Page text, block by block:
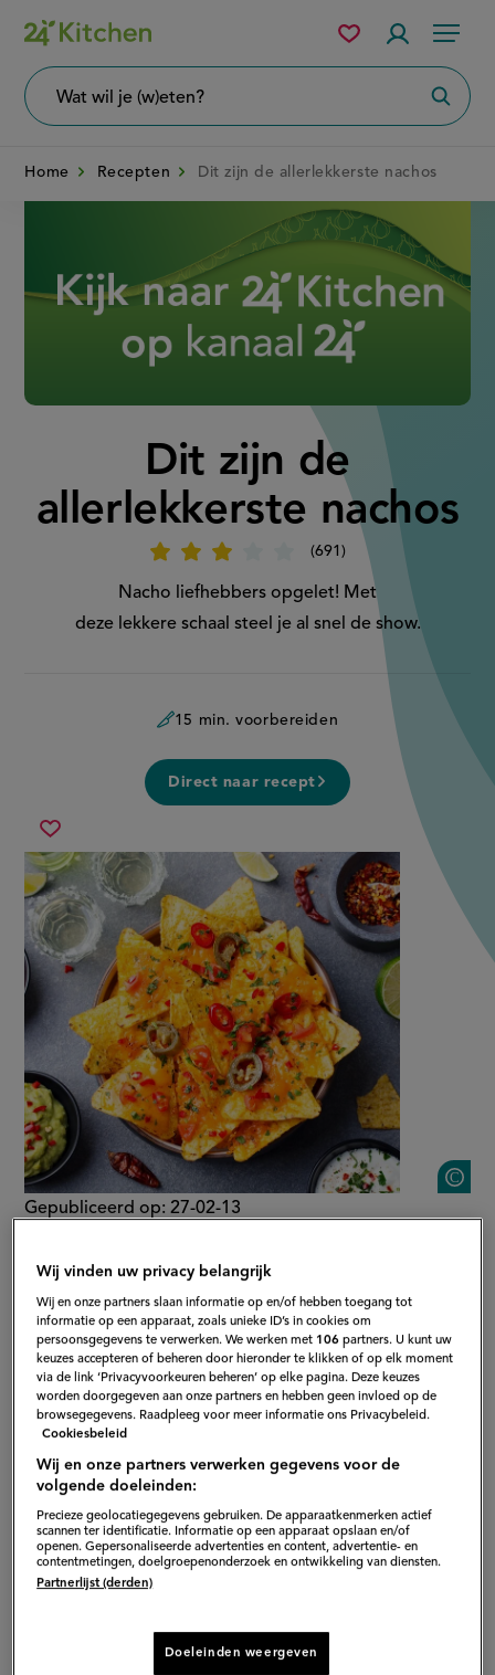
Overslaan
en
naar
Menu
wil
Mijn
bewaarde
Home Recepten Dit zijn de allerlekkerste nachos
Dit zijn de
allerlekkerste nachos
691
'Dit
zijn
allerlekkerste
Nacho liefhebbers opgelet! Met
deze lekkere schaal steel je al snel de show.
15 min. voorbereiden
Direct naar recept
Sla
recept
op
dit
zijn
de
allerlekkerste
nachos
Gepubliceerd op: 27-02-13
Wij vinden uw privacy belangrijk
Wij en onze partners slaan informatie op en/of hebben toegang tot
informatie op een apparaat, zoals unieke ID’s in cookies om
persoonsgegevens te verwerken. We werken met 106 partners. U kunt uw
keuzes accepteren of beheren door hieronder te klikken of op elk moment
via de link ‘Privacyvoorkeuren beheren’ op elke pagina. Deze keuzes
worden doorgegeven aan onze partners en hebben geen invloed op de
browsegegevens. Raadpleeg voor meer informatie ons Privacybeleid.
Cookiesbeleid
Wij en onze partners verwerken gegevens voor de
volgende doeleinden:
Precieze geolocatiegegevens gebruiken. De apparaatkenmerken actief
scannen ter identificatie. Informatie op een apparaat opslaan en/of
openen. Gepersonaliseerde advertenties en content, advertentie- en
contentmetingen, doelgroepenonderzoek en ontwikkeling van diensten.
Partnerlijst (derden)
Doeleinden weergeven